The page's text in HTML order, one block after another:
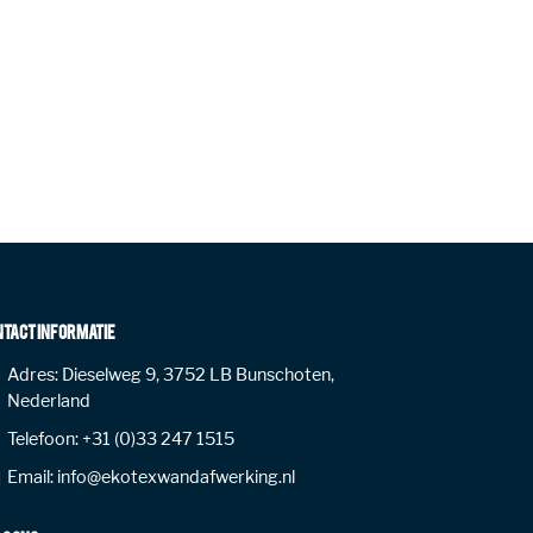
INFORMATIE
Adres: Dieselweg 9, 3752 LB Bunschoten,
Nederland
Telefoon: +31 (0)33 247 1515
Email: info@ekotexwandafwerking.nl